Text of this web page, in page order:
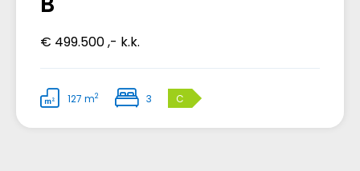
€ 499.500 ,- k.k.
127 m2 3 C